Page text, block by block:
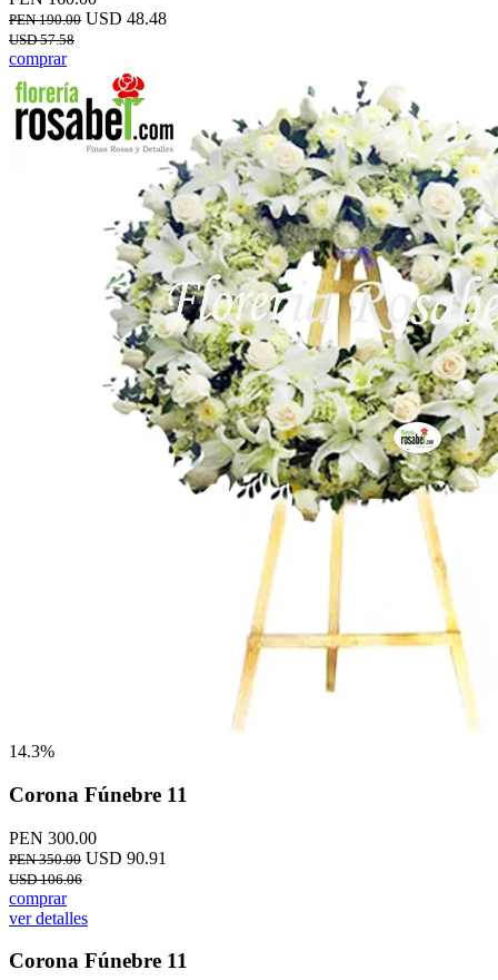
PEN 190.00 USD 48.48
USD 57.58
comprar
14.3%
Corona Fúnebre 11
PEN 300.00
PEN 350.00 USD 90.91
USD 106.06
comprar
ver detalles
Corona Fúnebre 11